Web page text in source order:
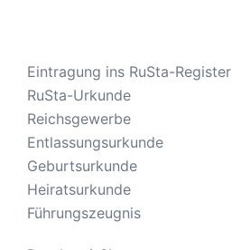
Eintragung ins RuSta-Register
RuSta-Urkunde
Reichsgewerbe
Entlassungsurkunde
Geburtsurkunde
Heiratsurkunde
Führungszeugnis